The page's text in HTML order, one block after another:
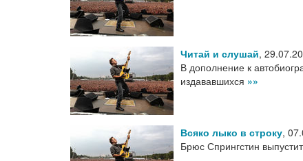
Читай и слушай,
В дополнение к
издававшихся »»
Всяко лыко в строку,
Брюс Спрингстин